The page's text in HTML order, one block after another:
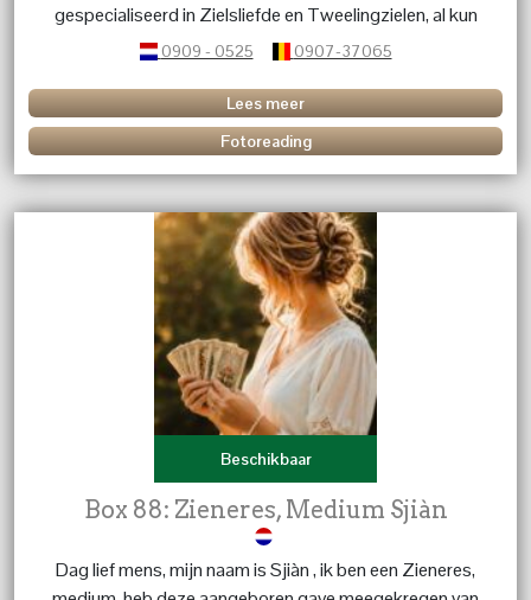
gespecialiseerd in Zielsliefde en Tweelingzielen, al kun
je met al je vragen bij mij terecht. Over Kinderen, Dieren,
advies, en luisterend oor. liefs Margret
0909 - 0525 0907-37065
Lees meer
Fotoreading
Beschikbaar
Box 88: Zieneres, Medium Sjiàn
Dag lief mens, mijn naam is Sjiàn , ik ben een Zieneres,